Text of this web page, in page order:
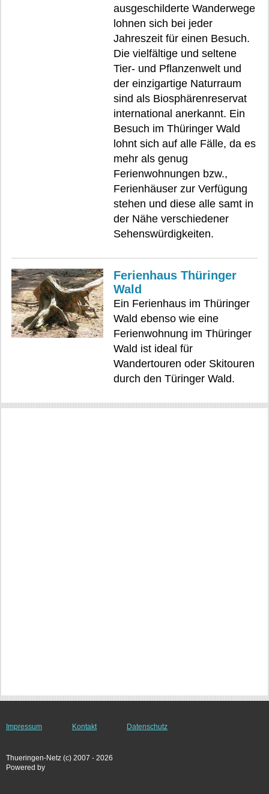
ausgeschilderte Wanderwege
lohnen sich bei jeder
Jahreszeit für einen Besuch.
Die vielfältige und seltene
Tier- und Pflanzenwelt und
der einzigartige Naturraum
sind als Biosphärenreservat
international anerkannt. Ein
Besuch im Thüringer Wald
lohnt sich auf alle Fälle, da es
mehr als genug
Ferienwohnungen bzw.,
Ferienhäuser zur Verfügung
stehen und diese alle samt in
der Nähe verschiedener
Sehenswürdigkeiten.
Ferienhaus Thüringer
Wald
Ein Ferienhaus im Thüringer
Wald ebenso wie eine
Ferienwohnung im Thüringer
Wald ist ideal für
Wandertouren oder Skitouren
durch den Türinger Wald.
Impressum Kontakt Datenschutz
Thueringen-Netz (c) 2007 - 2026
Powered by